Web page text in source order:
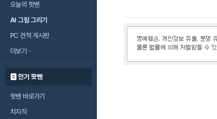
오늘의 팟벤
AI 그림 그리기
PC 견적 게시판
더보기
인기 팟벤
팟벤 바로가기
치지직